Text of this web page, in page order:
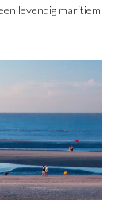
levendig maritiem